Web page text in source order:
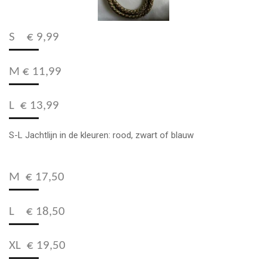
S € 9,99
M € 11,99
L € 13,99
S-L Jachtlijn in de kleuren: rood, zwart of blauw
M € 17,50
L € 18,50
XL € 19,50